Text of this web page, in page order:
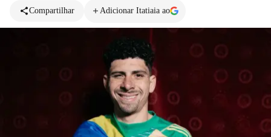
Compartilhar
Adicionar Itatiaia ao